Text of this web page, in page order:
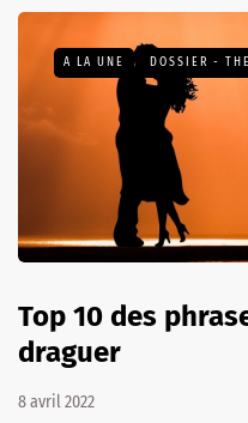
A LA UNE DOSSIER -
Top 10 des
draguer
8 avril 2022